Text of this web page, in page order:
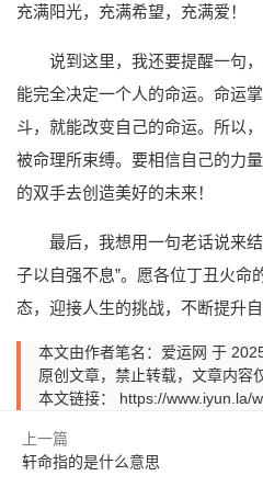
充满阳光，充满希望，充满爱！
说到这里，我还要提醒一句
能完全决定一个人的命运。命运
斗，就能改变自己的命运。所以
被命理所束缚。要相信自己的力
的双手去创造美好的未来！
最后，我想用一句老话说来
子以自强不息”。愿各位丁丑火命
态，迎接人生的挑战，不断提升
本文由作者笔名：爱运网 于
原创文章，禁止转载，文章内容
本文链接： https://www.iyun.la/
上一篇
轩命指的是什么意思